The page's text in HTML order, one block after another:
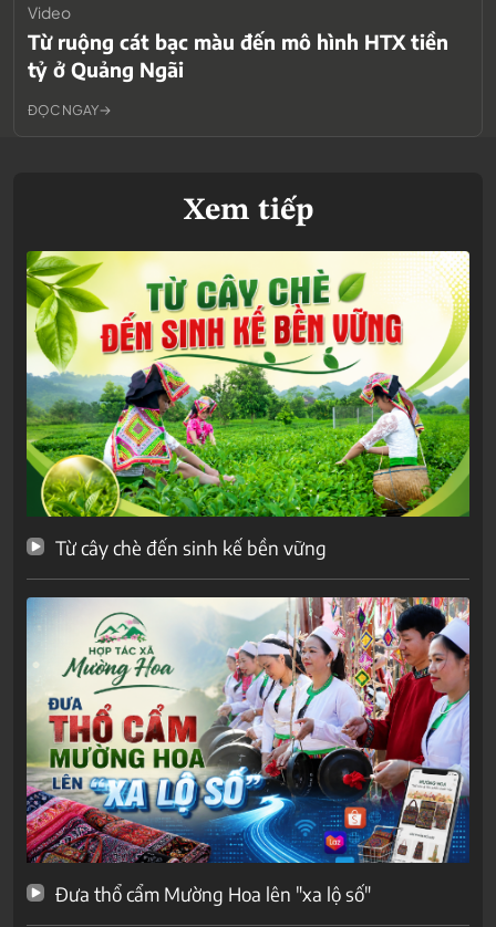
Video
Từ ruộng cát bạc màu đến mô hình HTX tiền
tỷ ở Quảng Ngãi
ĐỌC NGAY
Xem tiếp
Từ cây chè đến sinh kế bền vững
Đưa thổ cẩm Mường Hoa lên "xa lộ số"